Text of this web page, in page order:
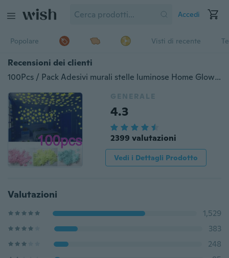
Accedi
Popolare Visti di recente
Recensioni dei clienti
100Pcs / Pack Adesivi murali stelle luminose Home Glow In The Dark Stars per bambini
GENERALE
4.3
2399 valutazioni
Vedi i Dettagli Prodotto
Valutazioni
1,529
383
248